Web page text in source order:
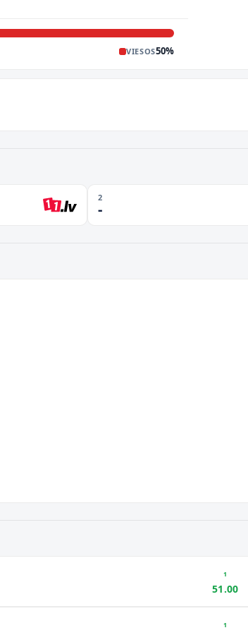
VIESOS50%
2
-
1
51.00
1